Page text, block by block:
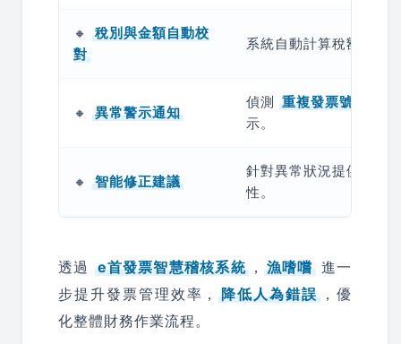
🔸
稅別與金額自動校
對
系統自動計算稅額，減
🔸 異常警示通知
偵測 重複發票號碼、統
示。
🔸 智能修正建議
針對異常狀況提供解決
性。
透過 e首發票智慧稽核系統， 漁嗜嚐進一
步提升發票管理效率，降低人為錯誤 ，優
化整體財務作業流程。